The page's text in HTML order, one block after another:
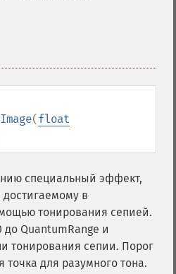
(float
специальный эффект,
в
тонирования сепией.
до QuantumRange и
тонирования сепии. Порог
для разумного тона.